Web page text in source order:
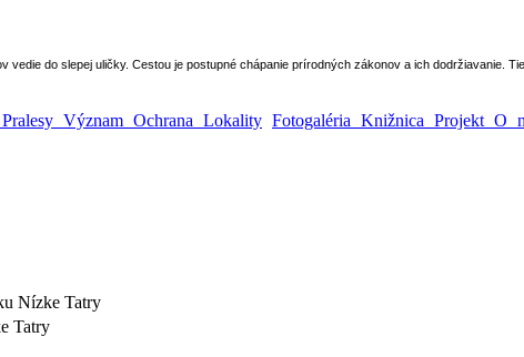
vedie do slepej uličky. Cestou je postupné chápanie prírodných zákonov a ich dodržiavanie.
Pralesy Význam Ochrana Lokality Fotogaléria Knižnica Projekt O
Nízke Tatry
Tatry